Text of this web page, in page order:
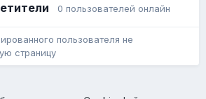
0 пользователей онлайн
пользователя не
страницу